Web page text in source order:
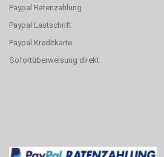
Paypal Ratenzahlung
Paypal Lastschrift
Paypal Kreditkarte
Sofortüberweisung direkt